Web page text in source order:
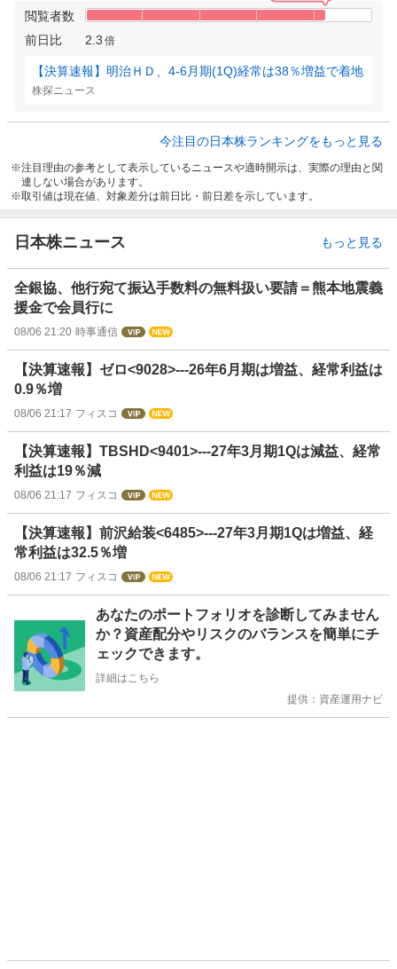
閲覧者数
前日比
2.3 倍
【決算速報】明治ＨＤ、4-6月期(1Q)経常は38％増益で着地
株探ニュース
今注目の日本株ランキングをもっと見る
注目理由の参考として表示しているニュースや適時開示は、実際の理由と関
連しない場合があります。
取引値は現在値、対象差分は前日比・前日差を示しています。
日本株ニュース もっと見る
全銀協、他行宛て振込手数料の無料扱い要請＝熊本地震義
援金で会員行に
08/06 21:20 時事通信
【決算速報】ゼロ<9028>---26年6月期は増益、経常利益は
0.9％増
08/06 21:17 フィスコ
【決算速報】TBSHD<9401>---27年3月期1Qは減益、経常
利益は19％減
08/06 21:17 フィスコ
【決算速報】前沢給装<6485>---27年3月期1Qは増益、経
常利益は32.5％増
08/06 21:17 フィスコ
あなたのポートフォリオを診断してみません
か？資産配分やリスクのバランスを簡単にチ
ェックできます。
詳細はこちら
提供：資産運用ナビ